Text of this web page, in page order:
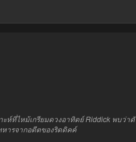
ห์ที่ไหม้เกรียมดวงอาทิตย์ Riddick พบว่
ารจากอดีตของริดดิคค์